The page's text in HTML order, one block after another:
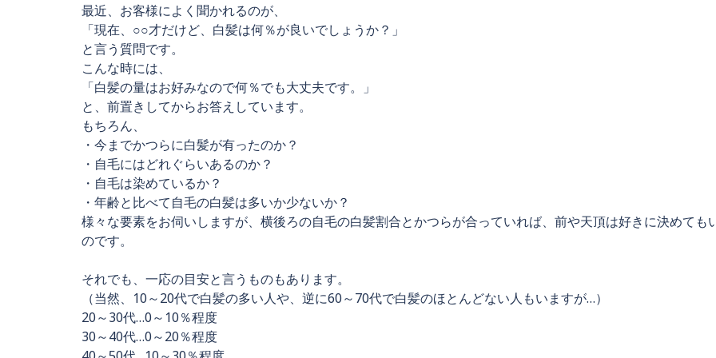
最近、お客様によく聞かれるのが、
「現在、○○才だけど、白髪は何％が良いでしょうか？」
と言う質問です。
こんな時には、
「白髪の量はお好みなので何％でも大丈夫です。」
と、前置きしてからお答えしています。
もちろん、
・今までかつらに白髪が有ったのか？
・自毛にはどれぐらいあるのか？
・自毛は染めているか？
・年齢と比べて自毛の白髪は多いか少ないか？
様々な要素をお伺いしますが、横後ろの自毛の白髪割合とかつらが合っていれば、前や天頂は好きに決めても
のです。
それでも、一応の目安と言うものもあります。
（当然、10～20代で白髪の多い人や、逆に60～70代で白髪のほとんどない人もいますが…）
20～30代…0～10％程度
30～40代…0～20％程度